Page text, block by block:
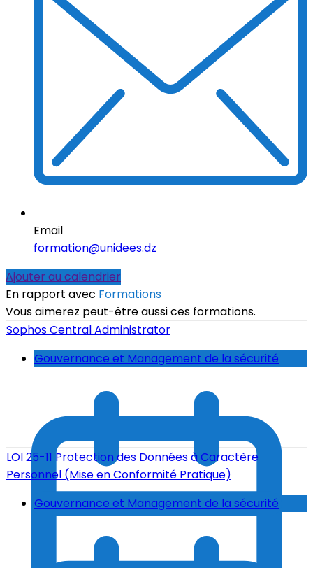
Email
formation@unidees.dz
Ajouter au calendrier
En rapport avec Formations
Vous aimerez peut-être aussi ces formations.
Sophos Central Administrator
Gouvernance et Management de la sécurité
LOI 25-11 Protection des Données à Caractère
Personnel (Mise en Conformité Pratique)
Gouvernance et Management de la sécurité